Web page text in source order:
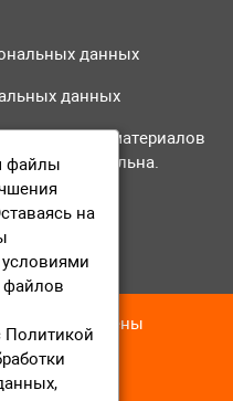
данных
данных
материалов
обязательна.
права защищены
файлы
на
файлов
Политикой